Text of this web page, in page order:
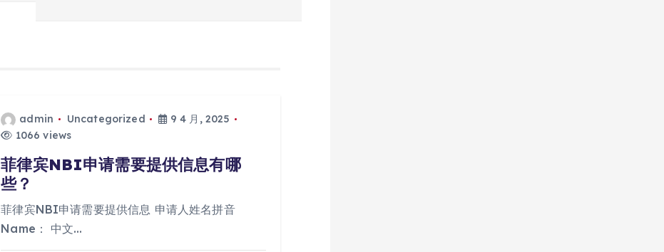
admin Uncategorized
9 4 月, 2025
1066 views
菲律宾NBI申请需要提供信息有哪
些？
菲律宾NBI申请需要提供信息 申请人姓名拼音
Name： 中文…